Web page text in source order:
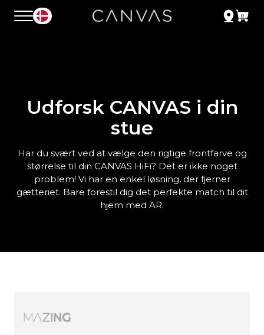
Udforsk CANVAS i din
stue
Har du svært ved at vælge den rigtige frontfarve og
størrelse til din CANVAS HiFi? Det er ikke noget
problem! Vi har en enkel løsning, der fjerner
gætteriet. Bare forestil dig det perfekte match til dit
hjem med AR.